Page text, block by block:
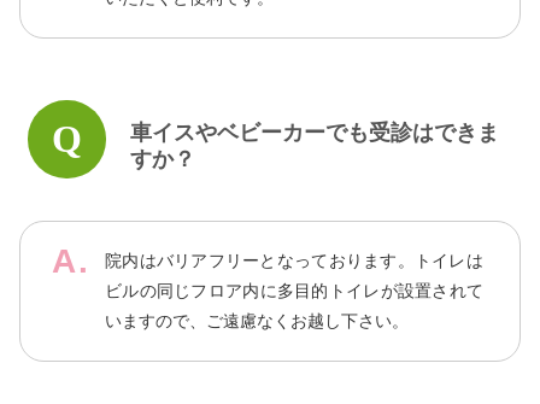
車イスやベビーカーでも受診はできま
すか？
院内はバリアフリーとなっております。トイレは
ビルの同じフロア内に多目的トイレが設置されて
いますので、ご遠慮なくお越し下さい。